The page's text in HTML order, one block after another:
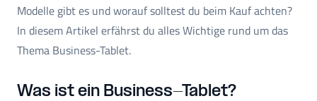
Modelle gibt es und worauf solltest du beim Kauf achten?
In diesem Artikel erfährst du alles Wichtige rund um das
Thema Business-Tablet.
Was ist ein Business-Tablet?